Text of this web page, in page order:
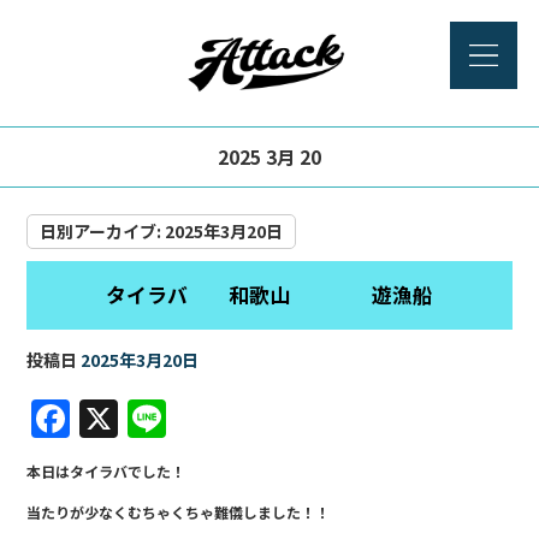
2025 3月 20
日別アーカイブ: 2025年3月20日
タイラバ 和歌山 遊漁船
投稿日 2025年3月20日
F
a
c
X
n
e
本日はタイラバでした！
当たりが少なくむちゃくちゃ難儀しました！！